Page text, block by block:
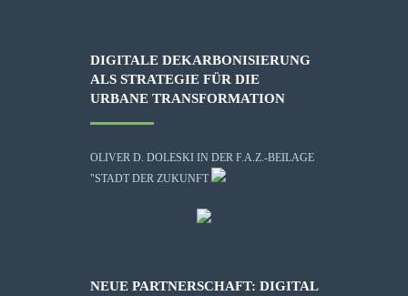
DIGITALE DEKARBONISIERUNG
ALS STRATEGIE FÜR DIE
URBANE TRANSFORMATION
OLIVER D. DOLESKI IN DER F.A.Z.-BEILAGE
"STADT DER ZUKUNFT
NEUE PARTNERSCHAFT: DIGITAL